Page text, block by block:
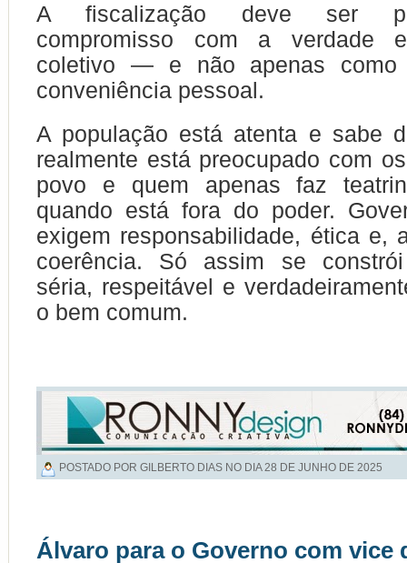
A fiscalização deve ser
compromisso com a verdade
coletivo — e não apenas como
conveniência pessoal.
A população está atenta e sabe
realmente está preocupado com
povo e quem apenas faz
quando está fora do poder.
exigem responsabilidade, ética e,
coerência. Só assim se
séria, respeitável e
o bem comum.
POSTADO POR GILBERTO DIAS NO DIA28 DE JUNHO DE 2025
Álvaro para o Governo com vice